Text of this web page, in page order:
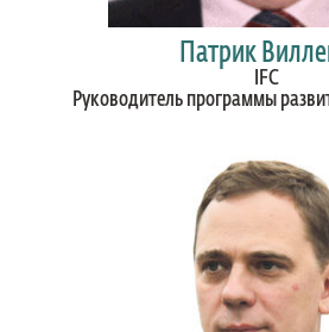
Патрик
IFC
Руководитель программы